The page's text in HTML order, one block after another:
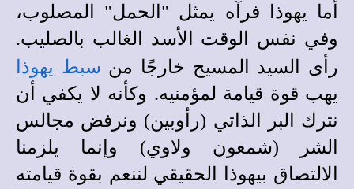
أما يهوذا فرآه يمثل "الحمل" المصلوب،
وفي نفس الوقت الأسد الغالب بالصليب.
رأى السيد المسيح خارجًا من سبط يهوذا
يهب قوة قيامة لمؤمنيه. وكأنه لا يكفي أن
نترك البر الذاتي (رأوبين) ونرفض مجالس
الشر (شمعون ولاوي) وإنما يلزمنا
الالتصاق بيهوذا الحقيقي لننعم بقوة قيامته